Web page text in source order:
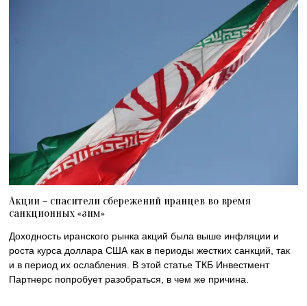
Акции – спасители сбережений иранцев во время
санкционных «зим»
Доходность иранского рынка акций была выше инфляции и
роста курса доллара США как в периоды жестких санкций, так
и в период их ослабления. В этой статье ТКБ Инвестмент
Партнерс попробует разобраться, в чем же причина.